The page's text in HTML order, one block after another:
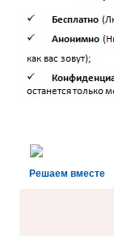
Решаем вместе